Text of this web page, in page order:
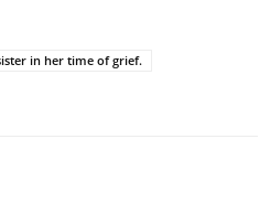
in her time of grief.